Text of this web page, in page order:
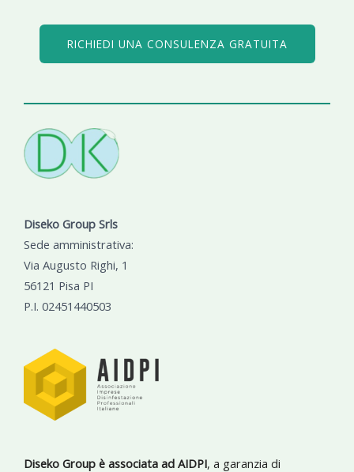
RICHIEDI UNA CONSULENZA GRATUITA
Diseko Group Srls
Sede amministrativa:
Via Augusto Righi, 1
56121 Pisa PI
P.I. 02451440503
Diseko Group è associata ad AIDPI, a garanzia di